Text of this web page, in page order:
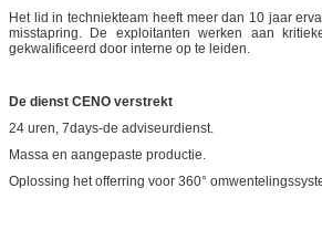
Het lid in techniekteam heeft meer dan 10 jaar
misstapring. De exploitanten werken aan
gekwalificeerd door interne op te leiden.
De dienst CENO verstrekt
24 uren, 7days-de adviseurdienst.
Massa en aangepaste productie.
Oplossing het offerring voor 360°